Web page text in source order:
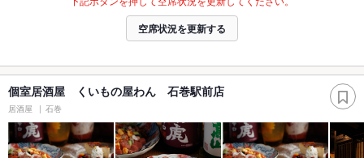
空席状況を更新する
個室居酒屋 くいもの屋わん 石巻駅前店
居酒屋 石巻